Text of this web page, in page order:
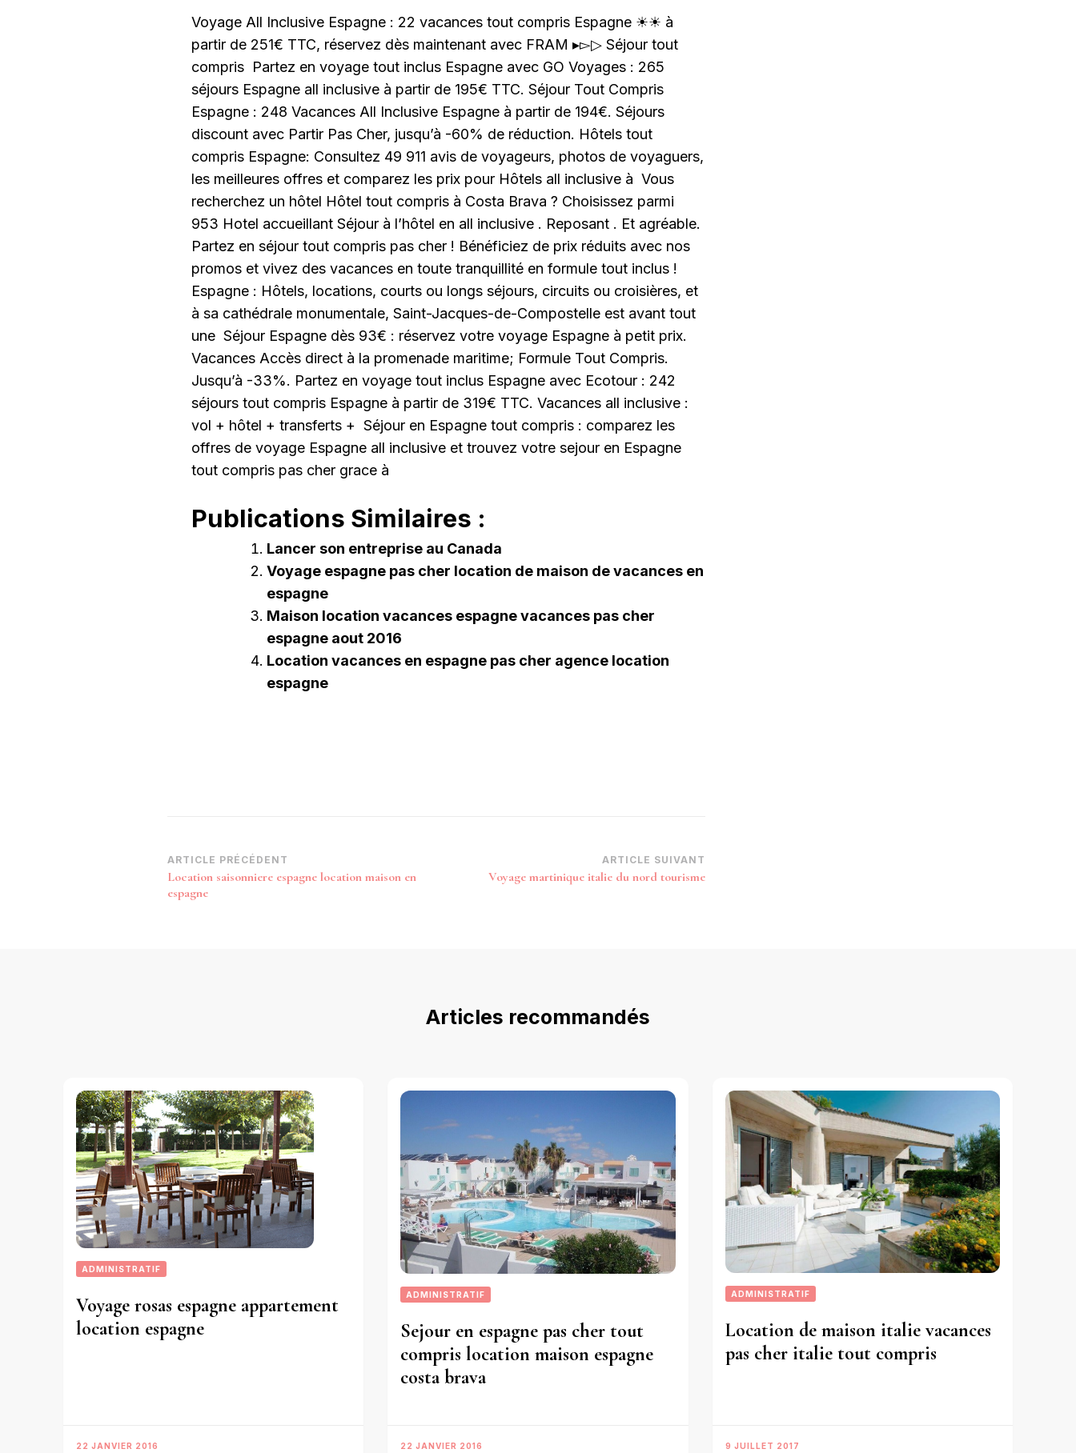
Voyage All Inclusive Espagne : 22 vacances tout compris Espagne ☀☀ à
partir de 251€ TTC, réservez dès maintenant avec FRAM ▸▻▷ Séjour tout
compris Partez en voyage tout inclus Espagne avec GO Voyages : 265
séjours Espagne all inclusive à partir de 195€ TTC. Séjour Tout Compris
Espagne : 248 Vacances All Inclusive Espagne à partir de 194€. Séjours
discount avec Partir Pas Cher, jusqu’à -60% de réduction. Hôtels tout
compris Espagne: Consultez 49 911 avis de voyageurs, photos de voyaguers,
les meilleures offres et comparez les prix pour Hôtels all inclusive à Vous
recherchez un hôtel Hôtel tout compris à Costa Brava ? Choisissez parmi
953 Hotel accueillant Séjour à l’hôtel en all inclusive . Reposant . Et agréable.
Partez en séjour tout compris pas cher ! Bénéficiez de prix réduits avec nos
promos et vivez des vacances en toute tranquillité en formule tout inclus !
Espagne : Hôtels, locations, courts ou longs séjours, circuits ou croisières, et
à sa cathédrale monumentale, Saint-Jacques-de-Compostelle est avant tout
une Séjour Espagne dès 93€ : réservez votre voyage Espagne à petit prix.
Vacances Accès direct à la promenade maritime; Formule Tout Compris.
Jusqu’à -33%. Partez en voyage tout inclus Espagne avec Ecotour : 242
séjours tout compris Espagne à partir de 319€ TTC. Vacances all inclusive :
vol + hôtel + transferts + Séjour en Espagne tout compris : comparez les
offres de voyage Espagne all inclusive et trouvez votre sejour en Espagne
tout compris pas cher grace à
Publications Similaires :
Lancer son entreprise au Canada
Voyage espagne pas cher location de maison de vacances en
espagne
Maison location vacances espagne vacances pas cher
espagne aout 2016
Location vacances en espagne pas cher agence location
espagne
Navigation
d’article
ARTICLE PRÉCÉDENT
Location saisonniere espagne location maison en
espagne
ARTICLE SUIVANT
Voyage martinique italie du nord tourisme
Articles recommandés
ADMINISTRATIF
Voyage rosas espagne appartement
location espagne
22 JANVIER 2016
ADMINISTRATIF
Sejour en espagne pas cher tout
compris location maison espagne
costa brava
22 JANVIER 2016
ADMINISTRATIF
Location de maison italie vacances
pas cher italie tout compris
9 JUILLET 2017